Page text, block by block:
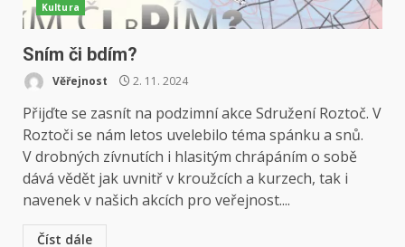
Kultura
Sním či bdím?
Věřejnost 2. 11. 2024
Přijďte se zasnít na podzimní akce Sdružení Roztoč. V
Roztoči se nám letos uvelebilo téma spánku a snů.
V drobných zívnutích i hlasitým chrápáním o sobě
dává vědět jak uvnitř v kroužcích a kurzech, tak i
navenek v našich akcích pro veřejnost....
Číst dále